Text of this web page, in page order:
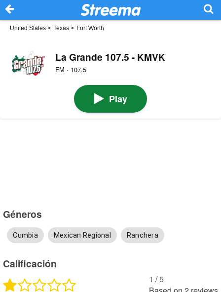
United States > Texas > Fort Worth
La Grande 107.5 - KMVK
FM · 107.5
Play
Géneros
Cumbia Mexican Regional Ranchera
Calificación
1 /5